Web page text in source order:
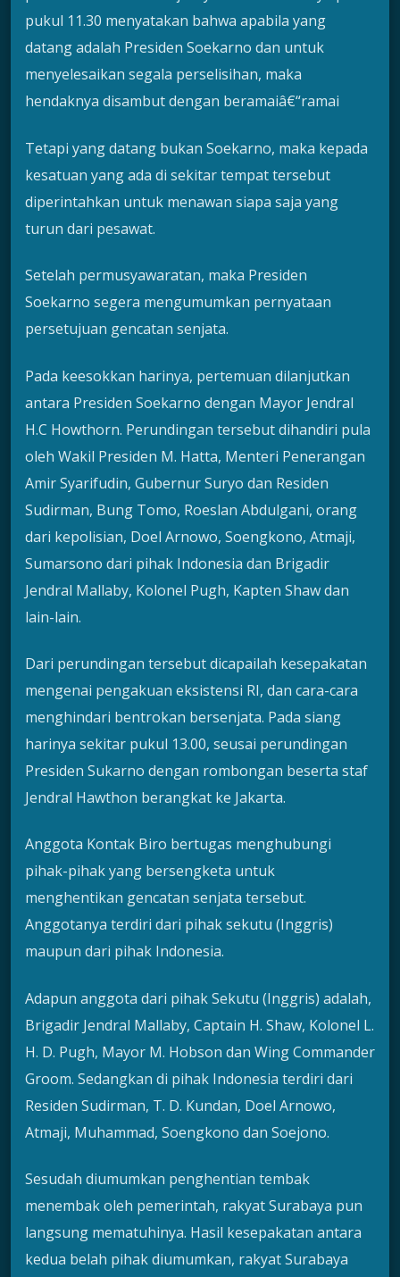
pukul 11.30 menyatakan bahwa apabila yang
datang adalah Presiden Soekarno dan untuk
menyelesaikan segala perselisihan, maka
hendaknya disambut dengan beramaiâ€“ramai
Tetapi yang datang bukan Soekarno, maka kepada
kesatuan yang ada di sekitar tempat tersebut
diperintahkan untuk menawan siapa saja yang
turun dari pesawat.
Setelah permusyawaratan, maka Presiden
Soekarno segera mengumumkan pernyataan
persetujuan gencatan senjata.
Pada keesokkan harinya, pertemuan dilanjutkan
antara Presiden Soekarno dengan Mayor Jendral
H.C Howthorn. Perundingan tersebut dihandiri pula
oleh Wakil Presiden M. Hatta, Menteri Penerangan
Amir Syarifudin, Gubernur Suryo dan Residen
Sudirman, Bung Tomo, Roeslan Abdulgani, orang
dari kepolisian, Doel Arnowo, Soengkono, Atmaji,
Sumarsono dari pihak Indonesia dan Brigadir
Jendral Mallaby, Kolonel Pugh, Kapten Shaw dan
lain-lain.
Dari perundingan tersebut dicapailah kesepakatan
mengenai pengakuan eksistensi RI, dan cara-cara
menghindari bentrokan bersenjata. Pada siang
harinya sekitar pukul 13.00, seusai perundingan
Presiden Sukarno dengan rombongan beserta staf
Jendral Hawthon berangkat ke Jakarta.
Anggota Kontak Biro bertugas menghubungi
pihak-pihak yang bersengketa untuk
menghentikan gencatan senjata tersebut.
Anggotanya terdiri dari pihak sekutu (Inggris)
maupun dari pihak Indonesia.
Adapun anggota dari pihak Sekutu (Inggris) adalah,
Brigadir Jendral Mallaby, Captain H. Shaw, Kolonel L.
H. D. Pugh, Mayor M. Hobson dan Wing Commander
Groom. Sedangkan di pihak Indonesia terdiri dari
Residen Sudirman, T. D. Kundan, Doel Arnowo,
Atmaji, Muhammad, Soengkono dan Soejono.
Sesudah diumumkan penghentian tembak
menembak oleh pemerintah, rakyat Surabaya pun
langsung mematuhinya. Hasil kesepakatan antara
kedua belah pihak diumumkan, rakyat Surabaya